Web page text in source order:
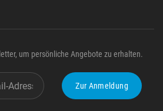
um persönliche Angebote zu erhalten.
Zur Anmeldung